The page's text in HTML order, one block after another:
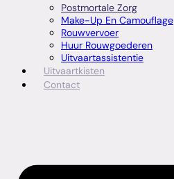
Postmortale Zorg
Make-Up En Camouflage
Rouwvervoer
Huur Rouwgoederen
Uitvaartassistentie
Uitvaartkisten
Contact